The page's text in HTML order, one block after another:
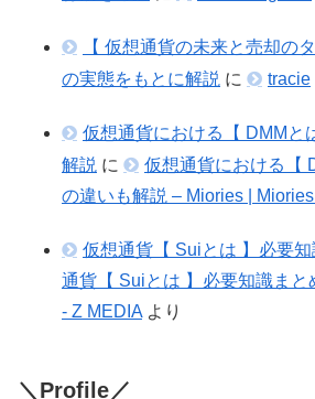
【 仮想通貨の未来と売却の
の実態をもとに解説 に tracie
仮想通貨における【 DMMと
解説 に
仮想通貨における【
の違いも解説 – Miories |
仮想通貨【 Suiとは 】必要
通貨【 Suiとは 】必要知識まと
- Z MEDIA より
＼Profile／